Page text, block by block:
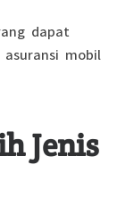
dapat
mobil
Jenis